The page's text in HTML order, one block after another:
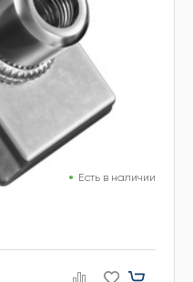
Есть в наличии